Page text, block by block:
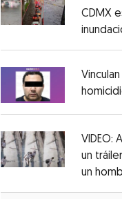
Opens in new
CDMX
Opens in new
Vinculan
Opens in new
VIDEO:
un
un